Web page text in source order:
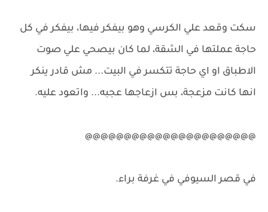
سكت وقعد علي الكرسي وهو بيفكر فيها، بيفكر في كل
حاجة عملتها في الشقة، لما كان بيصحي علي صوت
الاطباق او اي حاجة تتكسر في البيت... مش قادر ينكر
انها كانت مزعجة، بس ازعاجها عجبه... واتعود عليه.
@@@@@@@@@@@@@@@@@@@@@@
في قصر السيوفي في غرفة براء.